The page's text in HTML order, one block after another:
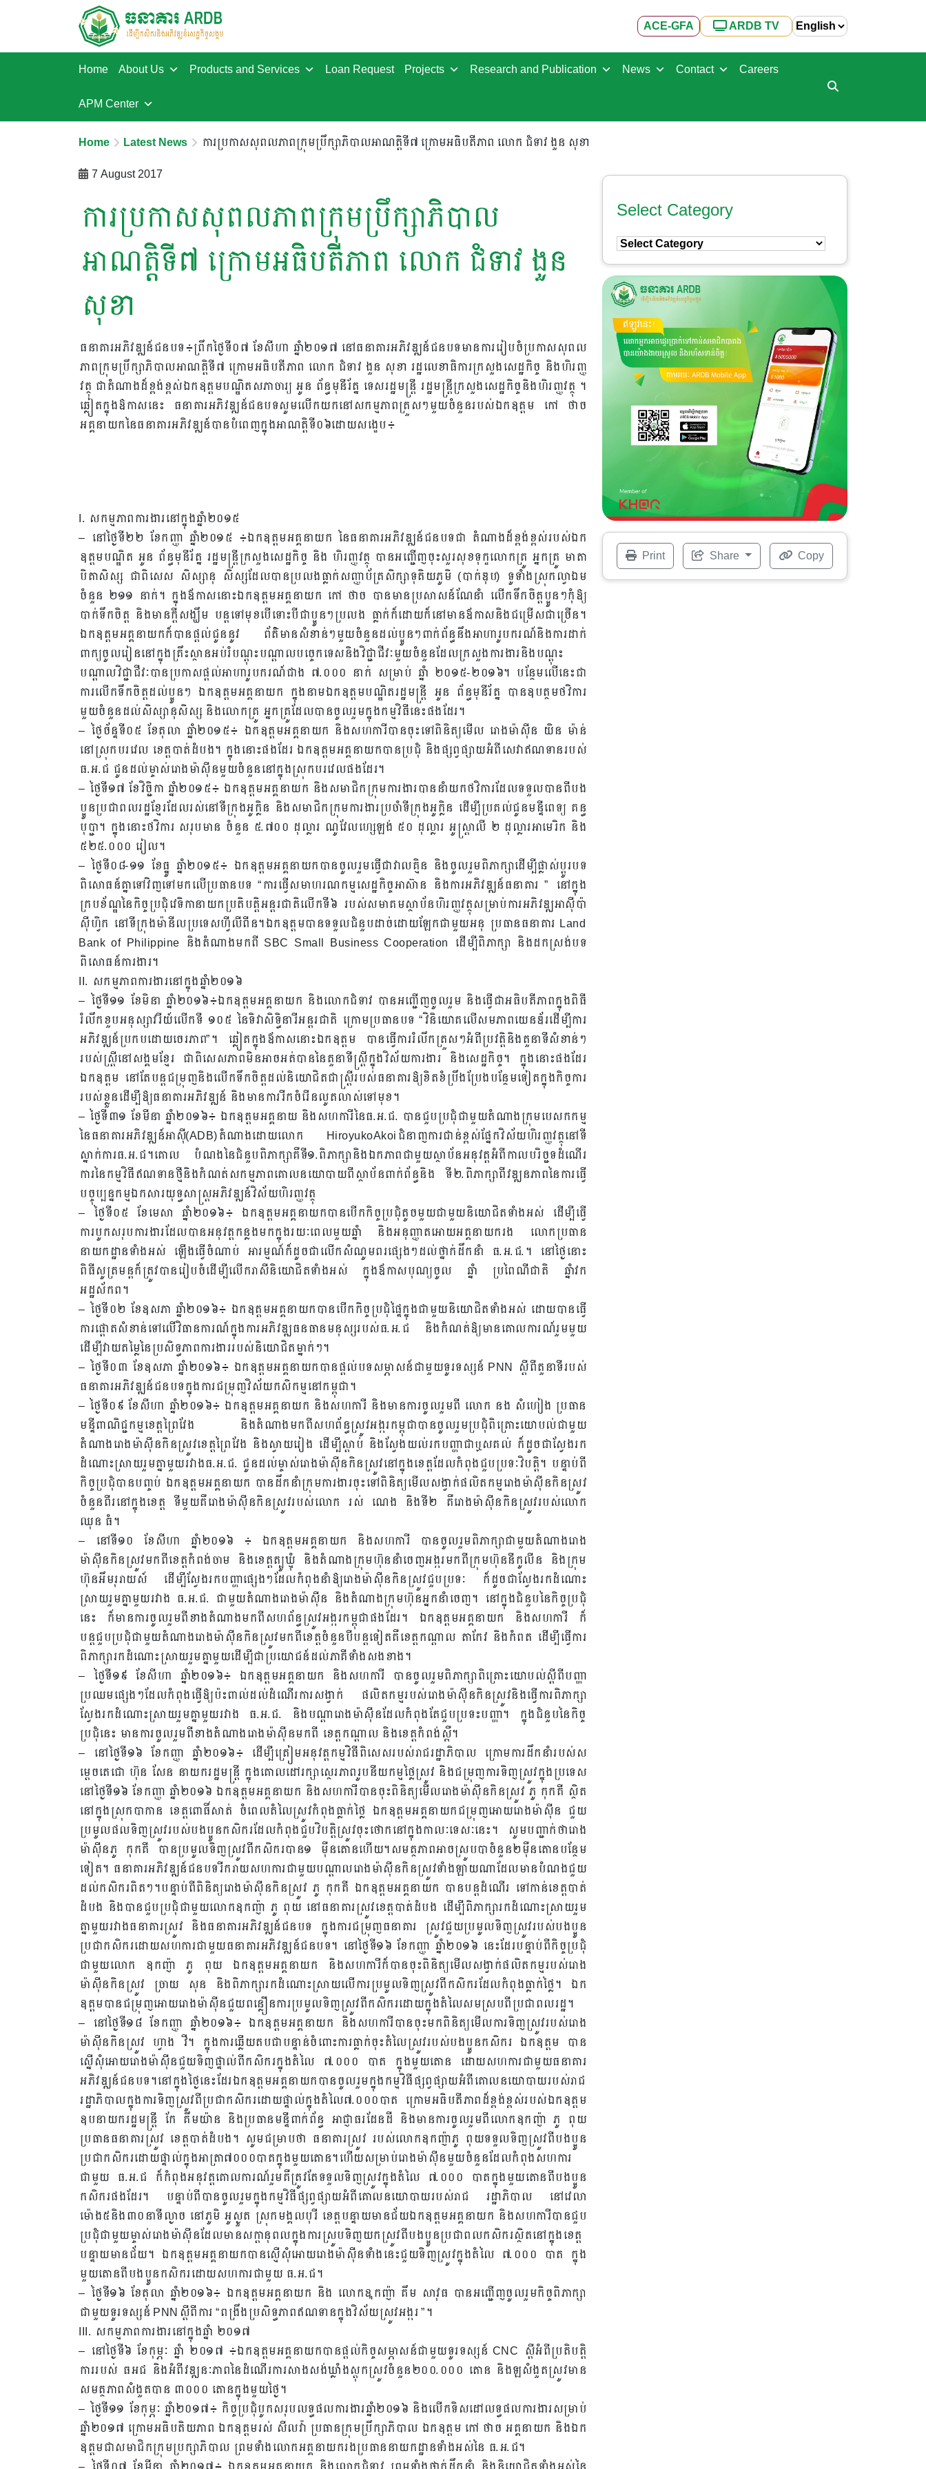
ACE-GFA ARDB TV
Home About Us Products and Services Loan Request Projects Research and Publication News Contact Careers
APM Center
Home Latest News ការប្រកាសសុពលភាពក្រុមប្រឹក្សាភិបាលអាណត្តិទី៧ ក្រោមអធិបតីភាព លោក ជំទាវ ងួន សុខា
7 August 2017
ការប្រកាសសុពលភាពក្រុមប្រឹក្សាភិបាល
អាណត្តិទី៧ ក្រោមអធិបតីភាព លោក ជំទាវ ងួន
សុខា
ធនាគារអភិវឌ្ឍន៍ជនបទ៖ព្រឹកថ្ងៃទី០៧ ខែសីហា ឆ្នាំ២០១៧ នៅធនាគារអភិវឌ្ឍន៍ជនបទមានការរៀបចំប្រកាសសុពល
ភាពក្រុមប្រឹក្សាភិបាលអាណត្តិទី៧ ក្រោមអធិបតីភាព លោក ជំទាវ ងួន សុខា រដ្ឋលេខាធិការក្រសួងសេដ្ឋកិច្ច និងហិរញ្ញ
វត្ថុ ជាតំណាងដ៏ខ្ពង់ខ្ពស់ឯកឧត្តមបណ្ឌិតសភាចារ្យ អូន ព័ន្ធមុនីរ័ត្ន ទេសរដ្ឋមន្ត្រី រដ្ឋមន្ត្រីក្រសួងសេដ្ឋកិច្ចនិងហិរញ្ញវត្ថុ ។
ឆ្លៀតក្នុងឱកាសនេះ ធនាគារអភិវឌ្ឍន៍ជនបទសូមលើកយកនៅសកម្មភាពត្រួសៗមួយចំនួនរបស់ឯកឧត្តម កៅ ថាច
អគ្គនាយកនៃធនាគារអភិវឌ្ឍន៍បានបំពេញក្នុងអាណត្តិទី០៦ដោយសង្ខេប៖
I. សកម្មភាពការងារនៅក្នុងឆ្នាំ២០១៥
– នៅថ្ងៃទី២២ ខែកញ្ញា ឆ្នាំ២០១៥ ៖ឯកឧត្តមអគ្គនាយក នៃធនាគារអភិវឌ្ឍន៍ជនបទជា តំណាងដ៏ខ្ពង់ខ្ពស់របស់ឯក
ឧត្តមបណ្ឌិត អូន ព័ន្ធមុនីរ័ត្ន រដ្ឋមន្រ្តីក្រសួងសេដ្ឋកិច្ច និង ហិរញ្ញវត្ថុ បានអញ្ជើញចុះសួរសុខទុក្ខលោកគ្រូ អ្នកគ្រូ មាតា
បិតាសិស្ស ជាពិសេស សិស្សានុ សិស្សដែលបានប្រលងធ្លាក់សញ្ញាប័ត្រសិក្សាទុតិយភូមិ (បាក់ឌុប) ទូទាំងស្រុកល្វាឯម
ចំនួន ២១១ នាក់។ ក្នុងឪកាសនោះឯកឧត្តមអគ្គនាយក កៅ ថាច បានមានប្រសាសន៍ណែនាំ លើកទឹកចិត្តប្អូនៗកុំឱ្យ
បាក់ទឹកចិត្ត និងមានក្តីសង្ឃឹម បន្តទៅមុខបើទោះបីជាប្អូនៗប្រលង ធ្លាក់ក៏ដោយក៏នៅមានឪកាសនិងជម្រើសជាច្រើន។
ឯកឧត្តមអគ្គនាយកក៏បានផ្តល់ជូននូវ ព័ត៌មានសំខាន់ៗមួយចំនួនដល់ប្អូនៗពាក់ព័ន្ធនឹងអាហារូបករណ៍និងការដាក់
ពាក្យចូលរៀននៅក្នុងគ្រឹះស្ថានអប់រំបណ្តុះបណ្តាលបច្ចេកទេសនិងវិជ្ជាជីវៈមួយចំនួនដែលក្រសួងការងារនិងបណ្តុះ
បណ្តាលវិជ្ជាជីវៈបានប្រកាសផ្តល់អាហារូបករណ៍ជាង ៧.០០០ នាក់ សម្រាប់ ឆ្នាំ ២០១៥-២០១៦។ បន្ថែមលើនេះជា
ការលើកទឹកចិត្តដល់ប្អូនៗ ឯកឧត្តមអគ្គនាយក ក្នុងនាមឯកឧត្តមបណ្ឌិតរដ្ឋមន្រ្តី អូន ព័ន្ធមុនីរ័ត្ន បានឧបត្ថមថវិការ
មួយចំនួនដល់សិស្សានុសិស្ស និងលោកគ្រូ អ្នកគ្រូដែលបានចូលរួមក្នុងកម្មវិធីនេះផងដែរ។
– ថ្ងៃច័ន្ទទី០៥ ខែតុលា ឆ្នាំ២០១៥៖ ឯកឧត្តមអគ្គនាយក និងសហការីបានចុះទៅពិនិត្យមើល រោងម៉ាស៊ីន យិន ម៉ាន់
នៅស្រុកបរវេល ខេត្តបាត់ដំបង។ ក្នុងនោះផងដែរ ឯកឧត្តមអគ្គនាយកបានប្រជុំ និងផ្សព្វផ្សាយអំពីសេវាឥណទានរបស់
ធ.អ.ជ ជូនដល់ម្ចាស់រោងម៉ាស៊ីនមួយចំនួននៅក្នុងស្រុកបរវេលផងដែរ។
– ថ្ងៃទី១៧ ខែវិច្ជិកា ឆ្នាំ២០១៥៖ ឯកឧត្តមអគ្គនាយក និងសមាជិកក្រុមការងារបាននាំយកថវិការដែលទទួលបានពីបង
ប្អូនប្រជាពលរដ្ឋខ្មែរដែលរស់នៅទីក្រុងអូក្លិន និងសមាជិកក្រុមការងារប្រចាំទីក្រុងអូក្លិន ដើម្បីប្រគល់ជូនមន្ទីពេទ្យ គន្ធ
បុប្ជា។ ក្នុងនោះថវិការ សរុបមាន ចំនួន ៥.៧០០ ដុល្លារ ណូវែលហ្សេឡង់ ៥០ ដុល្លារ អូស្រ្តាលី ២ ដុល្លារអាមេរិក និង
៥២៥.០០០ រៀល។
– ថ្ងៃទី០៨-១១ ខែធ្នូ ឆ្នាំ២០១៥៖ ឯកឧត្តមអគ្គនាយកបានចូលរួមធ្វើជាវាលគ្មិន និងចូលរួមពិភាក្សាដើម្បីផ្លាស់ប្តូរបទ
ពិសោធន៍គ្នាទៅវិញទៅមកលើប្រធានបទ “ការធ្វើសមាហរណកម្មសេដ្ឋកិច្ចអាស៊ាន និងការអភិវឌ្ឍន៍ធនាគារ ” នៅក្នុង
ក្របខ័ណ្ឌនៃកិច្ចប្រជុំវេទិកានាយកប្រតិបត្តិអន្តរជាតិលើកទី៦ របស់សមាគមស្ថាប័នហិរញ្ញវត្ថុសម្រាប់ការអភិវឌ្ឍអាស៊ីប៉ា
ស៊ីហ្វិក នៅទីក្រុងម៉ានីលប្រទេសហ្វីលីពីន។ឯកឧត្តមបានទទួលជំនួបដាច់ដោយឡែកជាមួយអនុ ប្រធានធនាគារ Land
Bank of Philippine និងតំណាងមកពី SBC Small Business Cooperation ដើម្បីពិភាក្សា និងដកស្រង់បទ
ពិសោធន៍ការងារ។
II. សកម្មភាពការងារនៅក្នុងឆ្នាំ២០១៦
– ថ្ងៃទី១១ ខែមិនា ឆ្នាំ២០១៦៖ឯកឧត្តមអគ្គនាយក និងលោកជំទាវ បានអញ្ជើញចូលរួម និងធ្វើជាអធិបតីភាពក្នុងពិធី
រំលឹកខួបអនុស្សាវរីយ៍លើកទី ១០៥ នៃទិវាសិទ្ធិនារីអន្តរជាតិ ក្រោមប្រធានបទ “វិនិយោគលើសមភាពយេនឌ័រដើម្បីការ
អភិវឌ្ឍន៍ប្រកបដោយចេរភាព”។ ឆ្លៀតក្នុងឪកាសនោះឯកឧត្តម បានធ្វើការរំលឹកត្រួសៗអំពីប្រវត្តិនិងតួនាទីសំខាន់ៗ
របស់ស្រី្តនៅសង្គមខ្មែរ ជាពិសេសភាពមិនអាចអត់បាននៃតួនាទីស្ត្រីក្នុងវិស័យការងារ និងសេដ្ឋកិច្ច។ ក្នុងនោះផងដែរ
ឯកឧត្តម នៅតែបន្តជម្រុញនិងលើកទឹកចិត្តដល់និយោជិតជាស្រ្តីរបស់ធនាគារឱ្យខិតខំប្រឹងប្រែងបន្ថែមទៀតក្នុងកិច្ចការ
របស់ខ្លួនដើម្បីឱ្យធនាគារអភិវឌ្ឍន៍ និងមានការរីកចំរើនលូតលាស់ទៅមុខ។
– ថ្ងៃទី៣១ ខែមីនា ឆ្នាំ២០១៦៖ ឯកឧត្តមអគ្គនាយ និងសហការីនៃធ.អ.ជ. បានជួបប្រជុំជាមួយតំណាងក្រុមបេសកកម្ម
នៃធនាគារអភិវឌ្ឍន៍អាស៊ី(ADB)តំណាងដោយលោក HiroyukoAkoiជំនាញការជាន់ខ្ពស់ផ្នែកវិស័យហិរញ្ញវត្ថុនៅទី
ស្នាក់ការធ.អ.ជ។គោល បំណងនៃជំនួបពិភាក្សាគឺទី១.ពិភាក្សានិងឯកភាពជាមួយស្ថាប័នអនុវត្តអំពីកាលបរិច្ជទដំណើរ
ការនៃកម្មវិធីឥណទានថ្មីនិងកំណត់សកម្មភាពគោលនយោបាយពីស្ថាប័នពាក់ព័ន្ធនិង ទី២.ពិភាក្សាពីវឌ្ឍនភាពនៃការធ្វើ
បច្ចុប្បន្នកម្មឯកសារយុទ្ធសាស្រ្តអភិវឌ្ឍន៍វិស័យហិរញ្ញវត្ថុ
– ថ្ងៃទី០៥ ខែមេសា ឆ្នាំ២០១៦៖ ឯកឧត្តមអគ្គនាយកបានបើកកិច្ចប្រជុំតូចមួយជាមួយនិយោជិតទាំងអស់ ដើម្បីធ្វើ
ការបូកសរុបការងារដែលបានអនុវត្តកន្លងមកក្នុងរយៈពេលមួយឆ្នាំ និងអនុញ្ញាតអោយអគ្គនាយករង លោកប្រធាន
នាយកដ្ឋានទាំងអស់ ឡើងធ្វើចំណាប់ អារម្មណ៍ក៏ដូចជាលើកសំណូមពរផ្សេងៗដល់ថ្នាក់ដឹកនាំ ធ.អ.ជ.។ នៅថ្ងៃនោះ
ពិធីសូត្រមន្តក៏ត្រូវបានរៀបចំដើម្បីលើករាសីនិយោជិតទាំងអស់ ក្នុងឪកាសបុណ្យចូល ឆ្នាំ ប្រពៃណីជាតិ ឆ្នាំវក
អដ្ឋស័កព។
– ថ្ងៃទី០២ ខែឧសភា ឆ្នាំ២០១៦៖ ឯកឧត្តមអគ្គនាយកបានបើកកិច្ចប្រជុំផ្ទៃក្នុងជាមួយនិយោជិតទាំងអស់ ដោយបានធ្វើ
ការផ្តោតសំខាន់ទៅលើវិធានការណ៍ក្នុងការអភិវឌ្ឍធនធានមនុស្សរបស់ធ.អ.ជ និងកំណត់ឱ្យមានគោលការណ៍រួមមួយ
ដើម្បីវាយតម្លៃនៃប្រសិទ្ធភាពការងាររបស់និយោជិតម្នាក់ៗ។
– ថ្ងៃទី០៣ ខែឧសភា ឆ្នាំ២០១៦៖ ឯកឧត្តមអគ្គនាយកបានផ្តល់បទសម្ភាសន៍ជាមួយទូរទស្សន៍ PNN ស្តីពីតួនាទីរបស់
ធនាគារអភិវឌ្ឍន៍ជនបទក្នុងការជម្រុញវិស័យកសិកម្មនៅកម្ពុជា។
– ថ្ងៃទី០៩ ខែសីហា ឆ្នាំ២០១៦៖ ឯកឧត្តមអគ្គនាយក និងសហការី និងមានការចូលរួមពី លោក នង សំហៀង ប្រធាន
មន្ទីពាណិជ្ជកម្មខេត្តព្រៃវែង និងតំណាងមកពីសហព័ន្ធស្រូវអង្ករកម្ពុជាបានចូលរួមប្រជុំពិគ្រោះយោបល់ជាមួយ
តំណាងរោងម៉ាស៊ីនកិនស្រូវខេត្តព្រៃវែង និងស្វាយរៀង ដើម្បីស្តាប់ និងស្វែងយល់រកបញ្ហាជាឬសគល់ ក៏ដូចជាស្វែងរក
ដំណោះស្រាយរួមគ្នាមួយរវាងធ.អ.ជ. ជូនដល់ម្ចាស់រោងម៉ាស៊ីនកិនស្រូវនៅក្នុងខេត្តដែលកំពុងជួបប្រទៈវិបត្តិ។ បន្ទាប់ពី
កិច្ចប្រជុំបានបញ្ចប់ ឯកឧត្តមអគ្គនាយក បានដឹកនាំក្រុមការងារចុះទៅពិនិត្យមើលសង្វាក់ផលិតកម្មរោងម៉ាស៊ីនកិនស្រូវ
ចំនួនពីរនៅក្នុងខេត្ត ទីមួយគឺរោងម៉ាស៊ីនកិនស្រូវរបស់លោក រស់ ណេង និងទី២ គឺរោងម៉ាស៊ីនកិនស្រូវរបស់លោក
ឈុន ធំ។
– នៅទី១០ ខែសីហា ឆ្នាំ២០១៦ ៖ ឯកឧត្តមអគ្គនាយក និងសហការី បានចូលរួមពិភាក្សាជាមួយតំណាងរោង
ម៉ាស៊ីនកិនស្រូវមកពីខេត្តកំពង់ចាម និងខេត្តត្បូឃ្មុំ និងតំណាងក្រុមហ៊ុននាំចេញអង្ករមកពីក្រុមហ៊ុននីកូលីន និងក្រុម
ហ៊ុនអឹមរុរាយស៍ ដើម្បីស្វែងរកបញ្ហាផ្សេងៗដែលកំពុងនាំឱ្យរោងម៉ាស៊ីនកិនស្រូវជួបប្រទៈ ក៏ដូចជាស្វែងរកដំណោះ
ស្រាយរួមគ្នាមួយរវាង ធ.អ.ជ. ជាមួយតំណាងរោងម៉ាស៊ីន និងតំណាងក្រុមហ៊ុនអ្នកនាំចេញ។ នៅក្នុងជំនួបនៃកិច្ចប្រជុំ
នេះ ក៏មានការចូលរួមពីខាងតំណាងមកពីសហព័ន្ធស្រូវអង្ករកម្ពុជាផងដែរ។ ឯកឧត្តមអគ្គនាយក និងសហការី ក៏
បន្តជួបប្រជុំជាមួយតំណាងរោងម៉ាស៊ីនកិនស្រូវមកពីខេត្តចំនួនបីបន្តទៀតគឺខេត្តកណ្តាល តាកែវ និងកំពត ដើម្បីធ្វើការ
ពិភាក្សារកដំណោះស្រាយរួមគ្នាមួយដើម្បីជាប្រយោជន៍ដល់ភាគីទាំងសងខាង។
– ថ្ងៃទី១៩ ខែសីហា ឆ្នាំ២០១៦៖ ឯកឧត្តមអគ្គនាយក និងសហការី បានចូលរួមពិភាក្សាពិគ្រោះយោបល់ស្តីពីបញ្ហា
ប្រឈមផ្សេងៗដែលកំពុងធ្វើឱ្យប៉ះពាល់ដល់ដំណើរការសង្វាក់ ផលិតកម្មរបស់រោងម៉ាស៊ីនកិនស្រូវនិងធ្វើការពិភាក្សា
ស្វែងរកដំណោះស្រាយរួមគ្នាមួយរវាង ធ.អ.ជ. និងបណ្តារោងម៉ាស៊ីនដែលកំពុងតែជួបប្រទះបញ្ហា។ ក្នុងជំនួបនៃកិច្ច
ប្រជុំនេះ មានការចូលរួមពីខាងតំណាងរោងម៉ាស៊ីនមកពី ខេត្តកណ្តាល និងខេត្តកំពង់ស្ពឺ។
– នៅថ្ងៃទី១៦ ខែកញ្ញា ឆ្នាំ២០១៦៖ ដើម្បីត្រៀមអនុវត្តកម្មវិធីពិសេសរបស់រាជរដ្ឋាភិបាល ក្រោមការដឹកនាំរបស់ស
ម្តេចតេជោ ហ៊ុន សែន នាយករដ្ឋមន្ត្រី ក្នុងគោលដៅរក្សាស្ថេរភាពរូបនីយកម្មថ្លៃស្រូវ និងជម្រុញការទិញស្រូវក្នុងប្រទេស
នៅថ្ងៃទី១៦ ខែកញ្ញា ឆ្នាំ២០១៦ ឯកឧត្តមអគ្គនាយក និងសហការីបានចុះពិនិត្យមើលរោងម៉ាស៊ីនកិនស្រូវ ភូ កុកគី ស្ថិត
នៅក្នុងស្រុកបាកាន ខេត្តពោធិ៍សាត់ ចំពេលតំលៃស្រូវកំពុងធ្លាក់ថ្លៃ ឯកឧត្តមអគ្គនាយកជម្រុញអោយរោងម៉ាស៊ីន ជួយ
ប្រមូលផលទិញស្រូវរបស់បងប្អូនកសិករដែលកំពុងជួបវិបត្តិស្រូវចុះថោកនៅក្នុងកាលៈទេសៈនេះ។ សូមបញ្ជាក់ថារោង
ម៉ាស៊ីនភូ កុកគី បានប្រមូលទិញស្រូវពីកសិករបាន១ ម៉ឺនតោនហើយ។សមត្ថភាពអាចស្រូបបាចំនួន២ម៉ឺនតោនបន្ថែម
ទៀត។ ធនាគារអភិវឌ្ឍន៍ជនបទរីករាយសហការជាមួយបណ្តាលរោងម៉ាស៊ីនកិនស្រូវទាំងឡាយណាដែលមានបំណងជួយ
ដល់កសិករពិតៗ។បន្ទាប់ពីពិនិត្យរោងម៉ាស៊ីនកិនស្រូវ ភូ កុកគី ឯកឧត្តមអគ្គនាយក បានបន្តដំណើរ ទៅកាន់ខេត្តបាត់
ដំបង និងបានជួបប្រជុំជាមួយលោកឧកញ៉ា ភូ ពុយ នៅធនាគារស្រូវខេត្តបាត់ដំបង ដើម្បីពិភាក្សារកដំណោះស្រាយរួម
គ្នាមួយរវាងធនាគារស្រូវ និងធនាគារអភិវឌ្ឍន៍ជនបទ ក្នុងការជម្រុញធនាគារ ស្រូវជួយប្រមូលទិញស្រូវរបស់បងប្អូន
ប្រជាកសិករដោយសហការជាមួយធនាគារអភិវឌ្ឍន៍ជនបទ។ នៅថ្ងៃទី១៦ ខែកញ្ញា ឆ្នាំ២០១៦ នេះដែរបន្ទាប់ពីកិច្ចប្រជុំ
ជាមួយលោក ឧកញ៉ា ភូ ពុយ ឯកឧត្តមអគ្គនាយក និងសហការីក៏បានចុះពិនិត្យមើលសង្វាក់ផលិតកម្មរបស់រោង
ម៉ាស៊ីនកិនស្រូវ ច្រាយ សុន និងពិភាក្សារកដំណោះស្រាយលើការប្រមូលទិញស្រូវពីកសិករដែលកំពុងធ្លាក់ថ្លៃ។ ឯក
ឧត្តមបានជម្រុញអោយរោងម៉ាស៊ីនជួយពន្លឿនការប្រមូលទិញស្រូវពីកសិករដោយក្នុងតំលៃសមស្របពីប្រជាពលរដ្ឋ។
– នៅថ្ងៃទី១៨ ខែកញ្ញា ឆ្នាំ២០១៦៖ ឯកឧត្តមអគ្គនាយក និងសហការីបានចុះមកពិនិត្យមើលការទិញស្រូវរបស់រោង
ម៉ាស៊ីនកិនស្រូវ ហ្វាង វី។ ក្នុងការឆ្លើយតបជាបន្ទាន់ចំពោះការធ្លាក់ចុះតំលៃស្រូវរបស់បងប្អូនកសិករ ឯកឧត្តម បាន
ស្នើសុំអោយរោងម៉ាស៊ីនជួយទិញផ្ទាល់ពីកសិករក្នុងតំលៃ ៧.០០០ បាត ក្នុងមួយតោន ដោយសហការជាមួយធនាគារ
អភិវឌ្ឍន៍ជនបទ។នៅក្នុងថ្ងៃនេះដែរឯកឧត្តមអគ្គនាយកបានចូលរួមក្នុងកម្មវិធីផ្សព្វផ្សាយអំពីគោលនយោបាយរបស់រាជ
រដ្ឋាភិបាលក្នុងការទិញស្រូវពីប្រជាកសិករដោយផ្ទាល់ក្នុងតំលៃ៧.០០០បាត ក្រោមអធិបតីភាពដ៏ខ្ពង់ខ្ពស់របស់ឯកឧត្តម
ឧបនាយករដ្ឋមន្ត្រី កែ គឹមយ៉ាន និងប្រធានមន្ទីពាក់ព័ន្ធ អាជ្ញាធរដែនដី និងមានការចូលរួមពីលោកឧកញ៉ា ភូ ពុយ
ប្រធានធនាគារស្រូវ ខេត្តបាត់ដំបង។ សូមជម្រាបថា ធនាគារស្រូវ របស់លោកឧកញ៉ាភូ ពុយទទួលទិញស្រូវពីបងប្អូន
ប្រជាកសិករដោយផ្ទាល់ក្នុងអាត្រា៧០០០បាតក្នុងមួយតោន។ហើយសម្រាប់រោងម៉ាស៊ីនមួយចំនួនដែលកំពុងសហការ
ជាមួយ ធ.អ.ជ ក៏កំពុងអនុវត្តគោលការណ៍រួមគឺត្រូវតែទទួលទិញស្រូវក្នុងតំលៃ ៧.០០០ បាតក្នុងមួយតោនពីបងប្អូន
កសិករផងដែរ។ បន្ទាប់ពីបានចូលរួមក្នុងកម្មវិធីផ្សព្វផ្សាយអំពីគោលនយោបាយរបស់រាជ រដ្ឋាភិបាល នៅវេលា
ម៉ោង៥និង៣០នាទីល្ងាច នៅភូមិ អូស្ងួត ស្រុកមង្គលបុរី ខេត្តបន្ទាយមានជ័យឯកឧត្តមអគ្គនាយក និងសហការីបានជួប
ប្រជុំជាមួយម្ចាស់រោងម៉ាស៊ីនដែលមានសក្តានុពលក្នុងការស្រូបទិញយកស្រូវពីបងប្អូនប្រជាពលកសិករស្ថិតនៅក្នុងខេត្ត
បន្ទាយមានជ័យ។ ឯកឧត្តមអគ្គនាយកបានស្មើសុំអោយរោងម៉ាស៊ីនទាំងនេះជួយទិញស្រូវក្នុងតំលៃ ៧.០០០ បាត ក្នុង
មួយតោនពីបងប្អូនកសិករដោយសហការជាមួយ ធ.អ.ជ។
– ថ្ងៃទី១៦ ខែតុលា ឆ្នាំ២០១៦៖ ឯកឧត្តមអគ្គនាយក និង លោកឩកញ៉ា គឹម សាវុធ បានអញ្ជើញចូលរួមកិច្ចពិភាក្សា
ជាមួយទូរទស្សន៍ PNNស្តីពីការ “ពង្រឹងប្រសិទ្ធភាពឥណទានក្នុងវិស័យស្រូវអង្ករ ”។
III. សកម្មភាពការងារនៅក្នុងឆ្នាំ ២០១៧
– នៅថ្ងៃទី៦ ខែកុម្ភៈ ឆ្នាំ ២០១៧ ៖ឯកឧត្តមអគ្គនាយកបានផ្តល់កិច្ចសម្ភាសន៍ជាមួយទូរទស្សន៍ CNC ស្តីអំពីប្រតិបត្តិ
ការរបស់ ធអជ និងអំពីវឌ្ឍនៈភាពនៃដំណើរការសាងសង់ឃ្លាំងស្តុកស្រូវចំនួន២០០.០០០ តោន និងឡសំងួតស្រូវមាន
សមត្ថភាពសំងួតបាន ៣០០០ តោនក្នុងមួយថ្ងៃ។
– ថ្ងៃទី១១ ខែកុម្ភៈ ឆ្នាំ២០១៧៖ កិច្ចប្រជុំបូកសរុបលទ្ធផលការងារឆ្នាំ២០១៦ និងលើកទិសដៅលទ្ធផលការងារសម្រាប់
ឆ្នាំ២០១៧ ក្រោមអធិបតិយភាព ឯកឧត្តមរស់ សីលវ៉ា ប្រធានក្រុមប្រឹក្សាភិបាល ឯកឧត្តម កៅ ថាច អគ្គនាយក និងឯក
ឧត្តមជាសមាជិកក្រុមប្រក្សាភិបាល ព្រមទាំងលោកអគ្គនាយករងប្រធាននាយកដ្ឋានទាំងអស់នៃ ធ.អ.ជ។
– ថ្ងៃទី០៧ ខែមីនា ឆ្នាំ២០១៧៖ ឯកឧត្តមអគ្គនាយក និងលោកជំទាវ ព្រមទាំងថ្នាក់ដឹកនាំ និងនិយោជិតទាំងអស់នៃ
Select Category
Select
Category
Print Share Copy